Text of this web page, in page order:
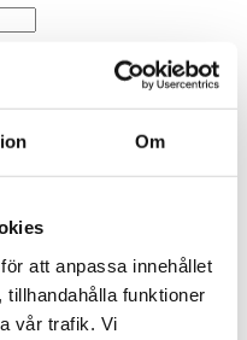
Om
att anpassa innehållet
funktioner
vår trafik. Vi